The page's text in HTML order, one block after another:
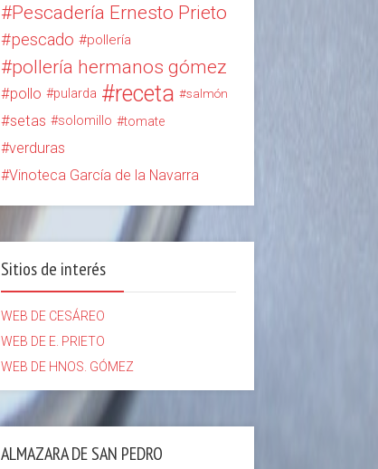
Pescadería Ernesto Prieto
pescado pollería
pollería hermanos gómez
pollo pularda receta salmón
setas solomillo tomate
verduras
Vinoteca García de la Navarra
Sitios de interés
WEB DE CESÁREO
WEB DE E. PRIETO
WEB DE HNOS. GÓMEZ
ALMAZARA DE SAN PEDRO